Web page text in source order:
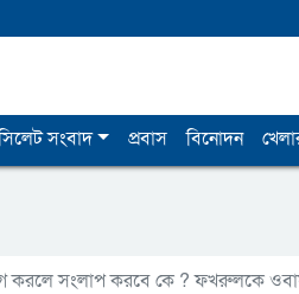
সংবাদ প্রবাস বিনোদন
করলে সংলাপ করবে কে ? ফখরুলকে